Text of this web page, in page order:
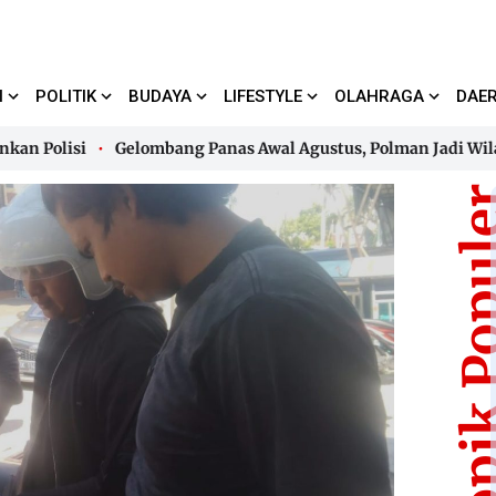
POLITIK BUDAYA LIFESTYLE OLAHRAGA
Gelombang Panas Awal Agustus, Polman Jadi Wilayah
Gelombang Panas Awal Agustus, Polman Jadi Wilayah